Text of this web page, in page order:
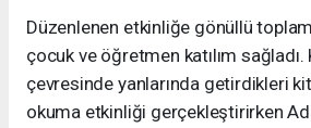
Düzenlenen etkinliğe gönüllü
çocuk ve öğretmen katılım sağladı.
çevresinde yanlarında getirdikleri
okuma etkinliği gerçekleştirirken